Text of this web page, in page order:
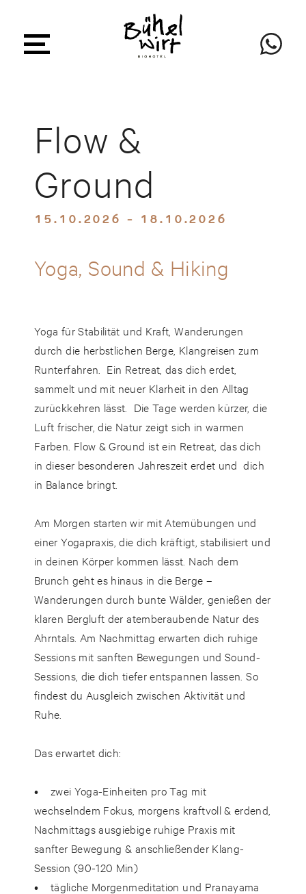
Flow &
Ground
15.10.2026 - 18.10.2026
Yoga, Sound & Hiking
Yoga für Stabilität und Kraft, Wanderungen
durch die herbstlichen Berge, Klangreisen zum
Runterfahren. Ein Retreat, das dich erdet,
sammelt und mit neuer Klarheit in den Alltag
zurückkehren lässt.
Die Tage werden kürzer, die
Luft frischer, die Natur zeigt sich in warmen
Farben. Flow & Ground ist ein Retreat, das dich
in dieser besonderen Jahreszeit erdet und dich
in Balance bringt.
Am Morgen starten wir mit Atemübungen und
einer Yogapraxis, die dich kräftigt, stabilisiert und
in deinen Körper kommen lässt. Nach dem
Brunch geht es hinaus in die Berge –
Wanderungen durch bunte Wälder, genießen der
klaren Bergluft der atemberaubende Natur des
Ahrntals. Am Nachmittag erwarten dich ruhige
Sessions mit sanften Bewegungen und Sound-
Sessions, die dich tiefer entspannen lassen. So
findest du Ausgleich zwischen Aktivität und
Ruhe.
Das erwartet dich:
• zwei Yoga-Einheiten pro Tag mit
wechselndem Fokus, morgens kraftvoll & erdend,
Nachmittags ausgiebige ruhige Praxis mit
sanfter Bewegung & anschließender Klang-
Session (90-120 Min)
• tägliche Morgenmeditation und Pranayama